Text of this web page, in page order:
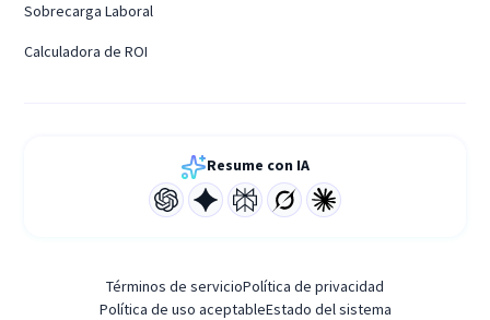
Sobrecarga Laboral
Calculadora de ROI
Resume con IA
Términos de servicioPolítica de privacidad
Política de uso aceptableEstado del sistema